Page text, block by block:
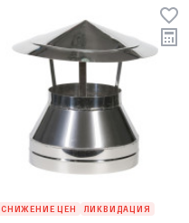
СНИЖЕНИЕ ЦЕН ЛИКВИДАЦИЯ